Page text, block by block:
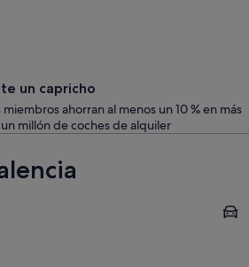
un capricho
miembros ahorran al menos un 10 % en más
millón de coches de alquiler
Cullera